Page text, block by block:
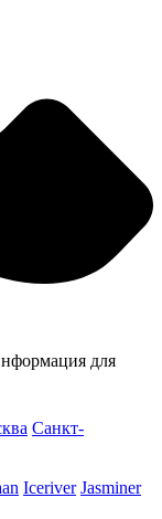
для
Санкт-
Iceriver Jasminer